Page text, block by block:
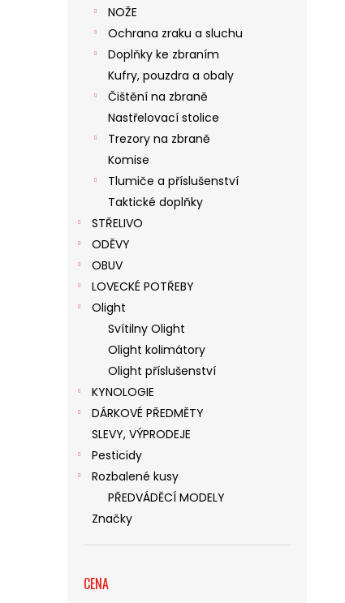
NOŽE
Ochrana zraku a sluchu
Doplňky ke zbraním
Kufry, pouzdra a obaly
Čištění na zbraně
Nastřelovací stolice
Trezory na zbraně
Komise
Tlumiče a příslušenství
Taktické doplňky
STŘELIVO
ODĚVY
OBUV
LOVECKÉ POTŘEBY
Olight
Svítilny Olight
Olight kolimátory
Olight příslušenství
KYNOLOGIE
DÁRKOVÉ PŘEDMĚTY
SLEVY, VÝPRODEJE
Pesticidy
Rozbalené kusy
PŘEDVÁDĚCÍ MODELY
Značky
CENA